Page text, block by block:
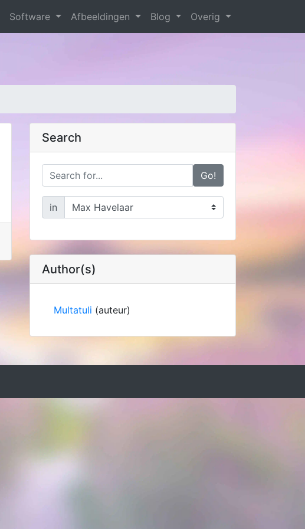
Software Afbeeldingen Blog Overig
Search
Go!
in
Author(s)
Multatuli (auteur)